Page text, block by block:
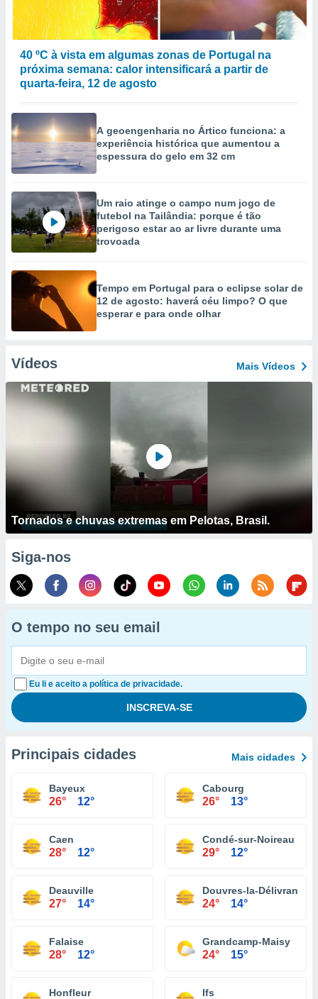
40 ºC à vista em algumas zonas de Portugal na
próxima semana: calor intensificará a partir de
quarta-feira, 12 de agosto
A geoengenharia no Ártico funciona: a
experiência histórica que aumentou a
espessura do gelo em 32 cm
Um raio atinge o campo num jogo de
futebol na Tailândia: porque é tão
perigoso estar ao ar livre durante uma
trovoada
Tempo em Portugal para o eclipse solar de
12 de agosto: haverá céu limpo? O que
esperar e para onde olhar
Vídeos Mais Vídeos
Tornados e chuvas extremas em Pelotas, Brasil.
Siga-nos
O tempo no seu email
Eu li e aceito a política de privacidade.
Principais cidades Mais cidades
Bayeux
26° 12°
Cabourg
26° 13°
Caen
28° 12°
Condé-sur-Noireau
29° 12°
Deauville
27° 14°
Douvres-la-Délivrande
24° 14°
Falaise
28° 12°
Grandcamp-Maisy
24° 15°
Honfleur Ifs